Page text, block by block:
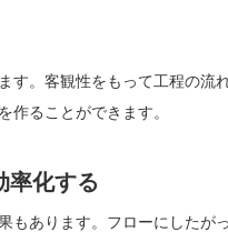
す。客観性をもって工程の流
作ることができます。
化する
もあります。フローにしたが